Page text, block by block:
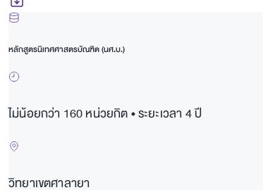
หลักสูตรนิเทศศาสตรบัณฑิต (นศ.บ.)
ไม่น้อยกว่า 160 หน่วยกิต • ระยะเวลา 4 ปี
วิทยาเขตศาลายา